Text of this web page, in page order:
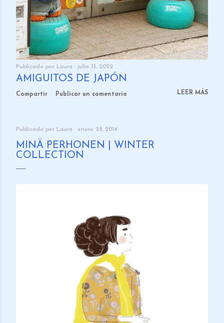
Publicado por Laura julio 13, 2022
AMIGUITOS DE JAPÓN
Compartir Publicar un comentario LEER MÁS
Publicado por Laura enero 28, 2014
MINÄ PERHONEN | WINTER
COLLECTION